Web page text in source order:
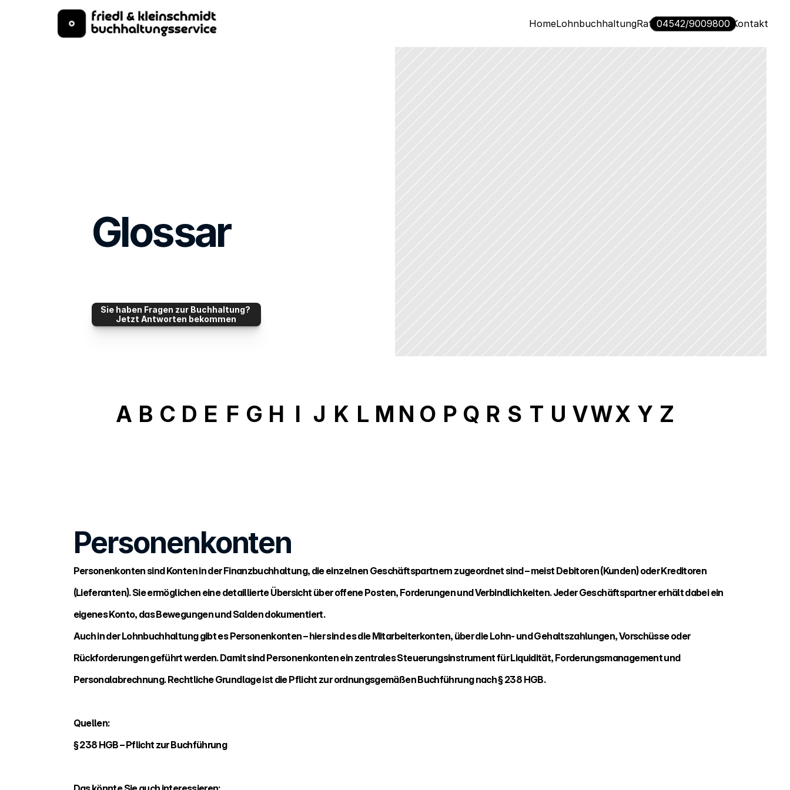
HomeLohnbuchhaltungRatgeber Über uns Kontakt
04542/9009800
Glossar
Sie haben Fragen zur Buchhaltung?
Jetzt Antworten bekommen
A B C D E F G H I J K L M N O P Q R S T U VWX Y Z
Personenkonten
Personenkonten sind Konten in der Finanzbuchhaltung, die einzelnen Geschäftspartnern zugeordnet sind – meist Debitoren (Kunden) oder Kreditoren
(Lieferanten). Sie ermöglichen eine detaillierte Übersicht über offene Posten, Forderungen und Verbindlichkeiten. Jeder Geschäftspartner erhält dabei ein
eigenes Konto, das Bewegungen und Salden dokumentiert.
Auch in der Lohnbuchhaltung gibt es Personenkonten – hier sind es die Mitarbeiterkonten, über die Lohn- und Gehaltszahlungen, Vorschüsse oder
Rückforderungen geführt werden. Damit sind Personenkonten ein zentrales Steuerungsinstrument für Liquidität, Forderungsmanagement und
Personalabrechnung. Rechtliche Grundlage ist die Pflicht zur ordnungsgemäßen Buchführung nach § 238 HGB.
Quellen:
§ 238 HGB – Pflicht zur Buchführung